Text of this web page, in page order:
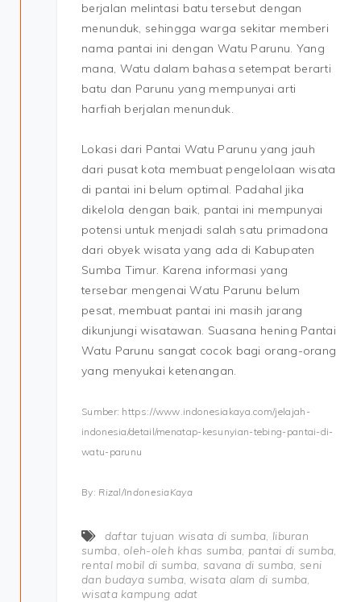
berjalan melintasi batu tersebut dengan
menunduk, sehingga warga sekitar memberi
nama pantai ini dengan Watu Parunu. Yang
mana, Watu dalam bahasa setempat berarti
batu dan Parunu yang mempunyai arti
harfiah berjalan menunduk.
Lokasi dari Pantai Watu Parunu yang jauh
dari pusat kota membuat pengelolaan wisata
di pantai ini belum optimal. Padahal jika
dikelola dengan baik, pantai ini mempunyai
potensi untuk menjadi salah satu primadona
dari obyek wisata yang ada di Kabupaten
Sumba Timur. Karena informasi yang
tersebar mengenai Watu Parunu belum
pesat, membuat pantai ini masih jarang
dikunjungi wisatawan. Suasana hening Pantai
Watu Parunu sangat cocok bagi orang-orang
yang menyukai ketenangan.
Sumber: https://www.indonesiakaya.com/jelajah-
indonesia/detail/menatap-kesunyian-tebing-pantai-di-
watu-parunu
By: Rizal/IndonesiaKaya
daftar tujuan wisata di sumba, liburan
sumba,oleh-oleh khas sumba, pantai di sumba,
rental mobil di sumba, savana di sumba, seni
dan budaya sumba, wisata alam di sumba,
wisata kampung adat